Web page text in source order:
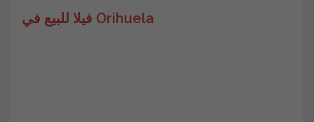
فيلا للبيع في Orihuela